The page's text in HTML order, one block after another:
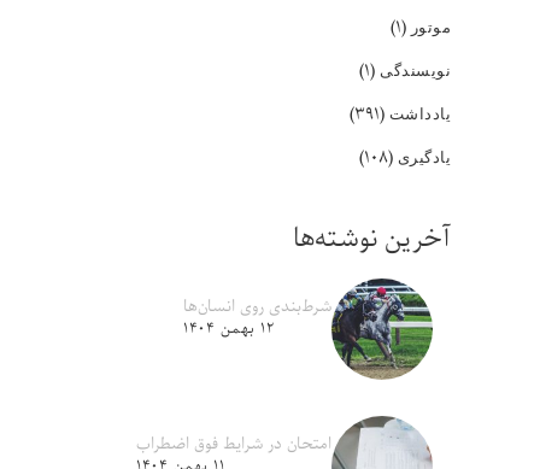
موتور (۱)
نویسندگی (۱)
یادداشت (۳۹۱)
یادگیری (۱۰۸)
آخرین نوشته‌ها
شرط‌بندی روی انسان‌ها
۱۲ بهمن ۱۴۰۴
امتحان در شرایط فوق اضطراب